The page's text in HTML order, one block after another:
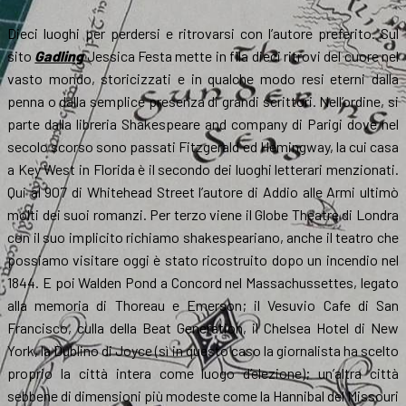
Dieci luoghi per perdersi e ritrovarsi con l’autore preferito. Sul
sito GadlingJessica Festa mette in fila dieci ritrovi del cuore nel
vasto mondo, storicizzati e in qualche modo resi eterni dalla
penna o dalla semplice presenza di grandi scrittori. Nell’ordine, si
parte dalla libreria Shakespeare and company di Parigi dove nel
secolo scorso sono passati Fitzgerald ed Hemingway, la cui casa
a Key West in Florida è il secondo dei luoghi letterari menzionati.
Qui al 907 di Whitehead Street l’autore di Addio alle Armi ultimò
molti dei suoi romanzi. Per terzo viene il Globe Theatre di Londra
con il suo implicito richiamo shakespeariano, anche il teatro che
possiamo visitare oggi è stato ricostruito dopo un incendio nel
1844. E poi Walden Pond a Concord nel Massachussettes, legato
alla memoria di Thoreau e Emerson; il Vesuvio Cafe di San
Francisco, culla della Beat Generation, il Chelsea Hotel di New
York, la Dublino di Joyce (sì in questo caso la giornalista ha scelto
proprio la città intera come luogo d’elezione); un’altra città
sebbene di dimensioni più modeste come la Hannibal del Missouri